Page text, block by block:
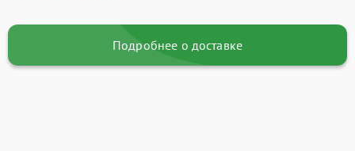
Подробнее о доставке